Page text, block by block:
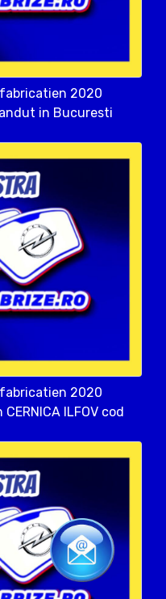
fabricatien 2020
in Bucuresti
fabricatien 2020
ILFOV cod